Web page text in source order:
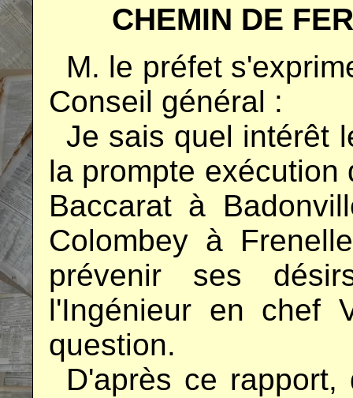
CHEMIN DE
M. le préfet
Conseil général :
Je sais quel intérêt
la prompte
Baccarat à
Colombey à
prévenir ses
l'Ingénieur en chef
question.
D'après ce